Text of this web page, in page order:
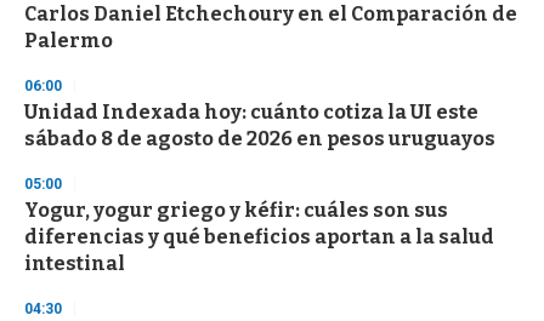
Carlos Daniel Etchechoury en el Comparación de
Palermo
06:00
Unidad Indexada hoy: cuánto cotiza la UI este
sábado 8 de agosto de 2026 en pesos uruguayos
05:00
Yogur, yogur griego y kéfir: cuáles son sus
diferencias y qué beneficios aportan a la salud
intestinal
04:30